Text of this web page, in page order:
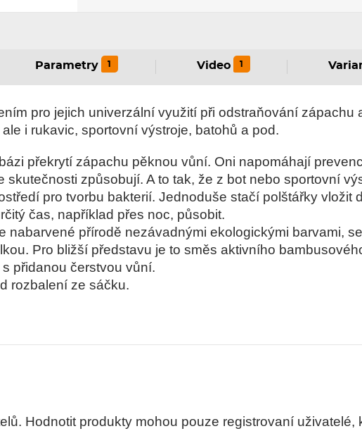
Parametry 1 Video 1
pro jejich univerzální využití při odstraňování zápachu
i rukavic, sportovní výstroje, batohů a pod.
překrytí zápachu pěknou vůní. Oni napomáhají
způsobují. A to tak, že z bot nebo sportovní
pro tvorbu bakterií. Jednoduše stačí polštářky vložit
čas, například přes noc, působit.
nabarvené přírodě nezávadnými ekologickými barvami, se
Pro bližší představu je to směs aktivního
přidanou čerstvou vůní.
rozbalení ze sáčku.
Hodnotit produkty mohou pouze registrovaní uživatelé,